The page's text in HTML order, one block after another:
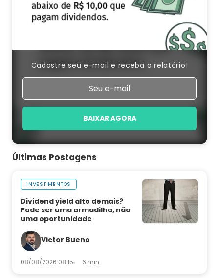
Cadastre seu e-mail e receba o relatório!
BAIXAR AGORA
Últimas Postagens
INVESTIMENTOS
Dividend yield alto demais?
Pode ser uma armadilha, não
uma oportunidade
Victor Bueno
08/08/2026 08:15 6 min